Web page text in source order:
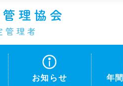
お知らせ 年